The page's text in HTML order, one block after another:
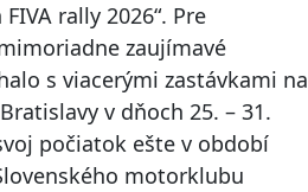
rally 2026“. Pre
zaujímavé
s viacerými zastávkami na
v dňoch 25. – 31.
počiatok ešte v období
motorklubu